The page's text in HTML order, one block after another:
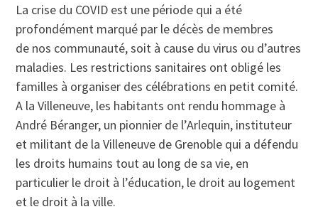
La crise du COVID est une période qui a été
profondément marqué par le décès de membres
de nos communauté, soit à cause du virus ou d’autres
maladies. Les restrictions sanitaires ont obligé les
familles à organiser des célébrations en petit comité.
A la Villeneuve, les habitants ont rendu hommage à
André Béranger, un pionnier de l’Arlequin, instituteur
et militant de la Villeneuve de Grenoble qui a défendu
les droits humains tout au long de sa vie, en
particulier le droit à l’éducation, le droit au logement
et le droit à la ville.